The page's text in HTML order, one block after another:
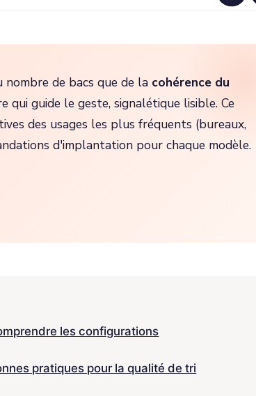
nombre de bacs que de la cohérence du
guide le geste, signalétique lisible. Ce
des usages les plus fréquents (bureaux,
d'implantation pour chaque modèle.
les configurations
pratiques pour la qualité de tri